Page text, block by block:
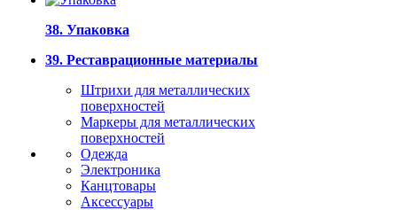
38. Упаковка
39. Реставрационные материалы
Штрихи для металлических
поверхностей
Маркеры для металлических
поверхностей
Одежда
Электроника
Канцтовары
Аксессуары